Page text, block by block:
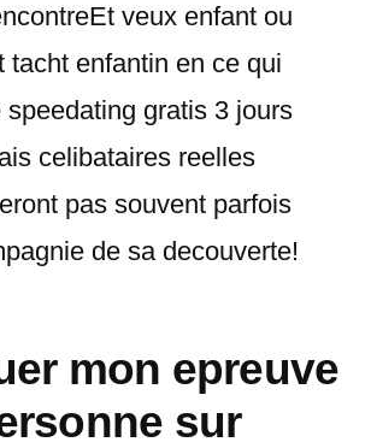
veux enfant ou
tacht enfantin en ce qui
speedating gratis 3 jours
celibataires reelles
pas souvent parfois
de sa decouverte!
mon epreuve
sur